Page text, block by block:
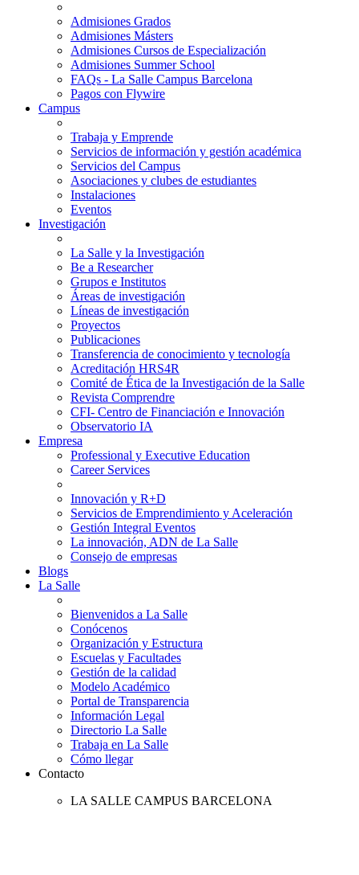
Admisiones Grados
Admisiones Másters
Admisiones Cursos de Especialización
Admisiones Summer School
FAQs - La Salle Campus Barcelona
Pagos con Flywire
Campus
Trabaja y Emprende
Servicios de información y gestión académica
Servicios del Campus
Asociaciones y clubes de estudiantes
Instalaciones
Eventos
Investigación
La Salle y la Investigación
Be a Researcher
Grupos e Institutos
Áreas de investigación
Líneas de investigación
Proyectos
Publicaciones
Transferencia de conocimiento y tecnología
Acreditación HRS4R
Comité de Ética de la Investigación de la Salle
Revista Comprendre
CFI- Centro de Financiación e Innovación
Observatorio IA
Empresa
Professional y Executive Education
Career Services
Innovación y R+D
Servicios de Emprendimiento y Aceleración
Gestión Integral Eventos
La innovación, ADN de La Salle
Consejo de empresas
Blogs
La Salle
Bienvenidos a La Salle
Conócenos
Organización y Estructura
Escuelas y Facultades
Gestión de la calidad
Modelo Académico
Portal de Transparencia
Información Legal
Directorio La Salle
Trabaja en La Salle
Cómo llegar
Contacto
LA SALLE CAMPUS BARCELONA